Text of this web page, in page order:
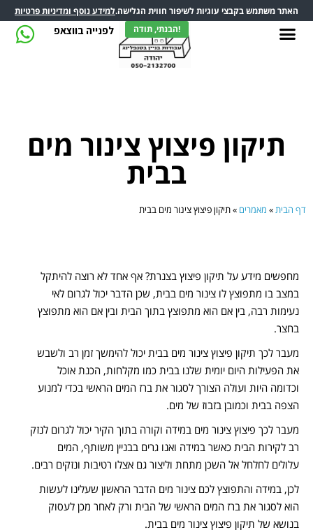
לפנייה בווצאפ
תיקון פיצוץ צינור מים
בבית
דף הבית » מאמרים »תיקון פיצוץ צינור מים בבית
מחפשים מידע על תיקון פיצוץ בצנרת? אף אחד לא רוצה להיתקל
במצב בו מתפוצץ לו צינור מים בבית, שכן הדבר יכול לגרום לאי
נעימות רבה, בין אם הוא מתפוצץ בתוך הבית ובין אם הוא מתפוצץ
בחצר.
מעבר לכך תיקון פיצוץ צינור מים בבית יכול להימשך זמן רב ולשבש
את הפעילות היום יומית שלנו בבית כמו מקלחות, הכנת אוכל
וכדומה היות ועולה הצורך לסגור את ברז המים הראשי בכדי למנוע
הצפה בבית וכמובן בזבוז של מים.
מעבר לכך פיצוץ צינור מים במידה וקורה בתוך הקיר יכול לגרום לנזק
רב לקירות הבית כאשר במידה ואנו גרים בבניין משותף, המים
עלולים לחלחל אל השכן מתחת וליצור גם אצלו רטיבות ונזקים רבים.
לכן, במידה והתפוצץ לכם צינור מים הדבר הראשון שעלינו לעשות
הוא לסגור את ברז המים הראשי של הבית ורק לאחר מכן לעסוק
בנושא של תיקון פיצוץ צינור מים בבית.
האתר משתמש בקבצי עוגיות לשיפור חווית הגלישה.למידע נוסף ומדיניות פרטיות
הבנתי, תודה!